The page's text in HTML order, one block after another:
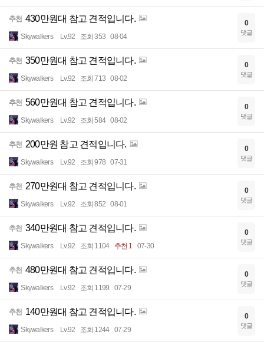
추천 430만원대 참고 견적입니다.
Skywalkers Lv.92 조회 353 08-04
0
댓글
추천 350만원대 참고 견적입니다.
Skywalkers Lv.92 조회 713 08-02
0
댓글
추천 560만원대 참고 견적입니다.
Skywalkers Lv.92 조회 584 08-02
0
댓글
추천 200만원 참고 견적입니다.
Skywalkers Lv.92 조회 978 07-31
0
댓글
추천 270만원대 참고 견적입니다.
Skywalkers Lv.92 조회 852 08-01
0
댓글
추천 340만원대 참고 견적입니다.
Skywalkers Lv.92 조회 1104 추천 1 07-30
0
댓글
추천 480만원대 참고 견적입니다.
Skywalkers Lv.92 조회 1199 07-29
0
댓글
추천 140만원대 참고 견적입니다.
Skywalkers Lv.92 조회 1244 07-29
0
댓글